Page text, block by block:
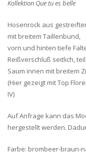
Kollektion Que tu es belle
Hosenrock aus
mit breitem Taillenbund,
vorn und hinten tiefe
Reißverschluß seitlich,
Saum innen mit breitem
(Hier gezeigt mit Top
IV)
Auf Anfrage kann das
hergestellt werden.
Farbe: brombeer-braun-